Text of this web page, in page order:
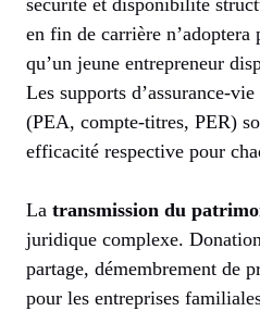
sécurité et disponibilité
en fin de carrière n’adoptera
qu’un jeune entrepreneur
Les supports d’assurance-
(PEA, compte-titres, PER)
efficacité respective pour
La transmission du
juridique complexe.
partage, démembrement de
pour les entreprises